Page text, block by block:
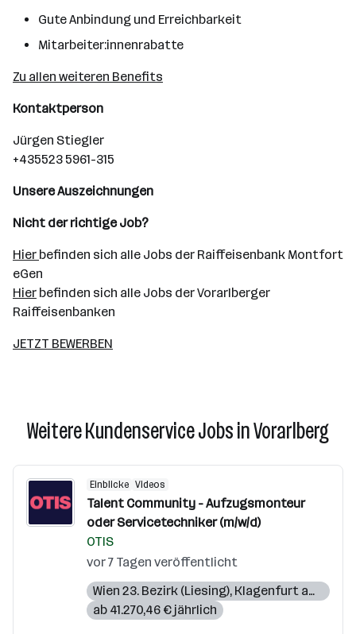
Gute Anbindung und Erreichbarkeit
Mitarbeiter:innenrabatte
Zu allen weiteren Benefits
Kontaktperson
Jürgen Stiegler
+435523 5961-315
Unsere Auszeichnungen
Nicht der richtige Job?
Hier befinden sich alle Jobs der Raiffeisenbank Montfort
eGen
Hier befinden sich alle Jobs der Vorarlberger
Raiffeisenbanken
JETZT BEWERBEN
Weitere Kundenservice Jobs in Vorarlberg
Einblicke Videos
Talent Community - Aufzugsmonteur
oder Servicetechniker (m/w/d)
OTIS
vor 7 Tagen veröffentlicht
Wien 23. Bezirk (Liesing), Klagenfurt am Wörthersee
ab 41.270,46 € jährlich